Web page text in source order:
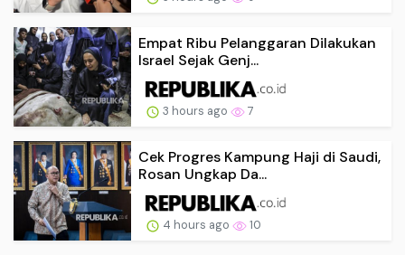
Empat Ribu Pelanggaran Dilakukan
Israel Sejak Genj...
3 hours ago 7
Cek Progres Kampung Haji di Saudi,
Rosan Ungkap Da...
4 hours ago 10